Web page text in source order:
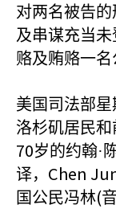
对两名被告
及串谋充当
赂及贿赂一名
美国司法部星
洛杉矶居民
70岁的约翰·
译， Chen
国公民冯林(